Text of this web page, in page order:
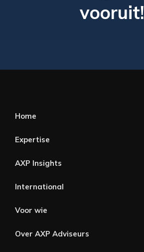
vooruit!
Home
Expertise
AXP Insights
International
Voor wie
Over AXP Adviseurs